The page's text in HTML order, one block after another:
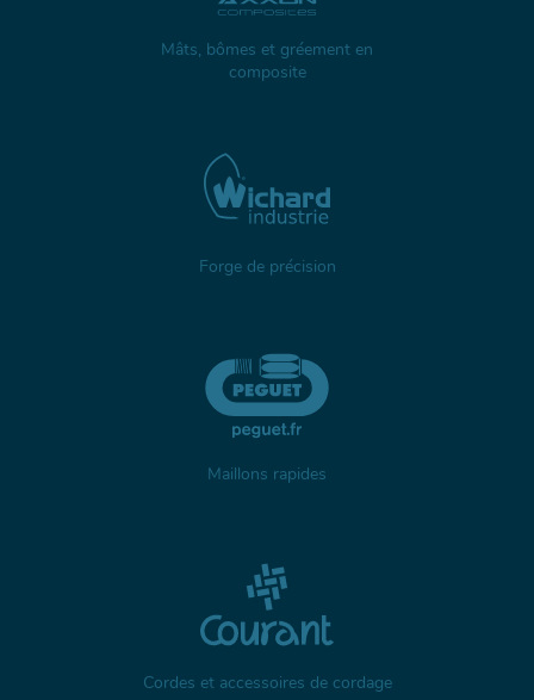
Mâts, bômes et gréement en
composite
Forge de précision
Maillons rapides
Cordes et accessoires de cordage